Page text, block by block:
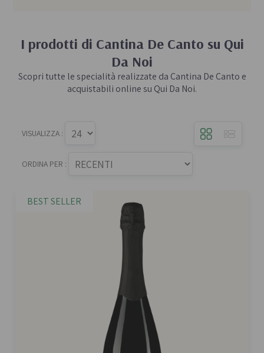
I prodotti di Cantina De Canto su Qui
Da Noi
Scopri tutte le specialità realizzate da Cantina De Canto e
acquistabili online su Qui Da Noi.
VISUALIZZA :
ORDINA PER :
BEST SELLER